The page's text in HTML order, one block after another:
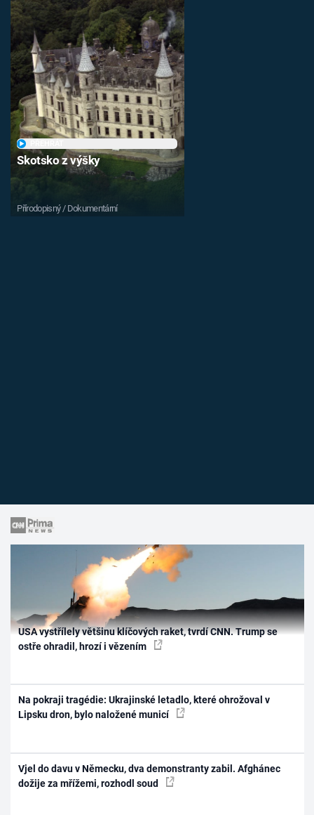
Skotsko z výšky
Přírodopisný / Dokumentární
USA vystřílely většinu klíčových raket, tvrdí CNN. Trump se
ostře ohradil, hrozí i vězením
Na pokraji tragédie: Ukrajinské letadlo, které ohrožoval v
Lipsku dron, bylo naložené municí
Vjel do davu v Německu, dva demonstranty zabil. Afghánec
dožije za mřížemi, rozhodl soud